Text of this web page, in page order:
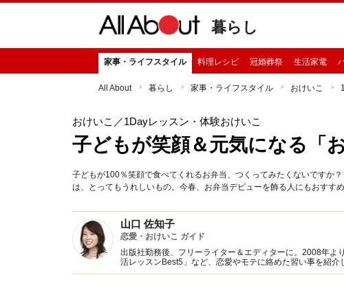
暮らし
家事・ライフスタイル 料理レシピ 冠婚葬祭 生活家電
All About 暮らし 家事・ライフスタイル おけいこ
おけいこ ／1Dayレッスン・体験おけいこ
子どもが笑顔＆元気になる「
子どもが100％笑顔で食べてくれるお弁当、つくってみたくないですか
は、とってもうれしいもの。今春、お弁当デビューを飾る人にもおすす
山口 佐知子
恋愛・おけいこ ガイド
出版社勤務後、フリーライター＆エディターに。2008年
活レッスンBest5」など、恋愛やモテに絡めた習い事を紹
『恋愛』ガイドも兼任。「恋愛」と「おけいこ」のトレン